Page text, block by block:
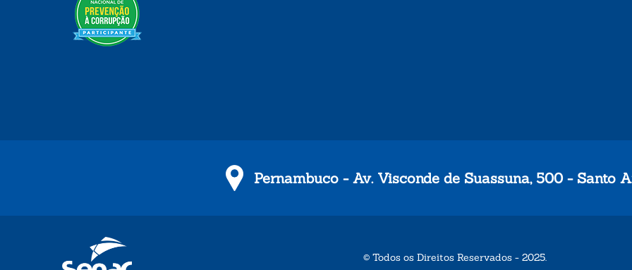
Pernambuco - Av. Visconde de Suassuna, 500 - Santo
© Todos os Direitos Reservados - 2025.